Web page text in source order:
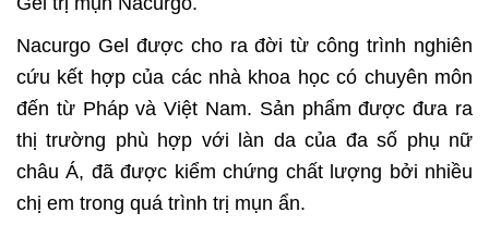
Nacurgo Gel được cho ra đời từ công trình nghiên
cứu kết hợp của các nhà khoa học có chuyên môn
đến từ Pháp và Việt Nam. Sản phẩm được đưa ra
thị trường phù hợp với làn da của đa số phụ nữ
châu Á, đã được kiểm chứng chất lượng bởi nhiều
chị em trong quá trình trị mụn ẩn.